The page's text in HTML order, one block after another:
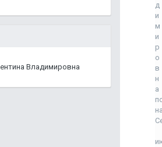
Владимировна
д
и
м
и
р
о
в
н
а